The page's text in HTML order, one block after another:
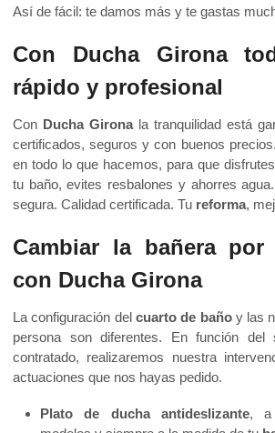
Así de fácil: te damos más y te gastas
Con Ducha Girona
rápido y profesional
Con Ducha Gironala tranquilidad está
certificados, seguros y con buenos
en todo lo que hacemos, para que
tu baño, evites resbalones y ahorres
segura. Calidad certificada. Tu reforma,
Cambiar la bañera
con Ducha Girona
La configuración del cuarto de bañoy las
persona son diferentes. En función del
contratado, realizaremos nuestra
actuaciones que nos hayas pedido.
Plato de ducha antideslizante, a